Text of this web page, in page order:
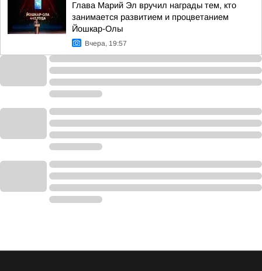
Глава Марий Эл вручил награды тем, кто
занимается развитием и процветанием
Йошкар-Олы
Вчера, 19:57